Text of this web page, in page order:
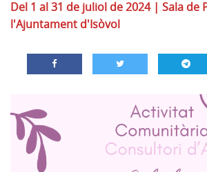
Del 1 al 31 de juliol de 2024| Sala de
l'Ajuntament d'Isòvol